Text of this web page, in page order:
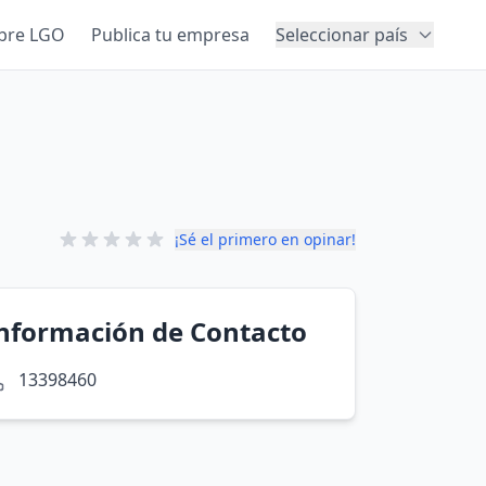
LGO Publica tu empresa Seleccionar país
¡Sé el primero en opinar!
de Contacto
13398460